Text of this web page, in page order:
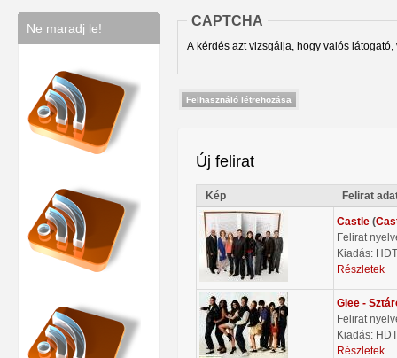
Ne maradj le!
CAPTCHA
A kérdés azt vizsgálja, hogy valós
Új felirat
Kép Felirat
Castle (
Felirat
Kiadás:
Részletek
Glee -
Felirat
Kiadás:
Részletek